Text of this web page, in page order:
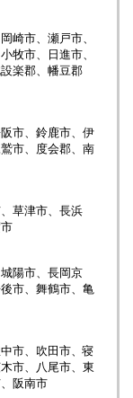
崎市、瀬戸市、
牧市、日進市、
楽郡、幡豆郡
市、鈴鹿市、伊
市、度会郡、南
草津市、長浜
陽市、長岡京
市、舞鶴市、亀
市、吹田市、寝
市、八尾市、東
阪南市